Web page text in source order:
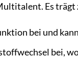
Es trägt
bei und
bei,